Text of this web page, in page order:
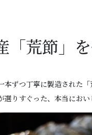
荒節」を
本ずつ丁寧に製造された
りすぐった、本当におい